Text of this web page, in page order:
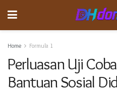
Home Formula 1
Perluasan Uji
Bantuan Sosial